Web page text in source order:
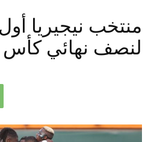
منتخب نيجيريا
لنصف نهائي كأس